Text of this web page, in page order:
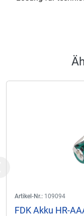
Artikel-Nr.: 109094
FDK Akku HR-